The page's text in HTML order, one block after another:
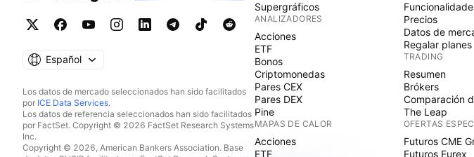
Español
Los datos de mercado seleccionados han sido facilitados
por ICE Data Services.
Los datos de referencia seleccionados han sido facilitados
por FactSet. Copyright © 2026 FactSet Research Systems
Inc.
Copyright © 2026, American Bankers Association. Base
Supergráficos
ANALIZADORES
Acciones
ETF
Bonos
Criptomonedas
Pares CEX
Pares DEX
Pine
MAPAS DE CALOR
Acciones
ETF
Precios
Datos de
Regalar planes
TRADING
Resumen
Brókers
Comparación
The Leap
OFERTAS
Futuros CME
Futuros Eurex